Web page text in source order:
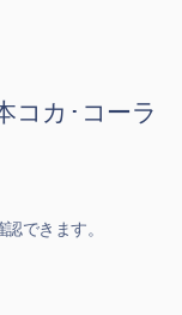
コカ･コーラ
できます。